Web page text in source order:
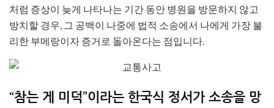
처럼 증상이 늦게 나타나는 기간 동안 병원을 방문하지 않고
방치할 경우, 그 공백이 나중에 법적 소송에서 나에게 가장 불
리한 부메랑이자 증거로 돌아온다는 점입니다.
“참는 게 미덕”이라는 한국식 정서가 소송을 망